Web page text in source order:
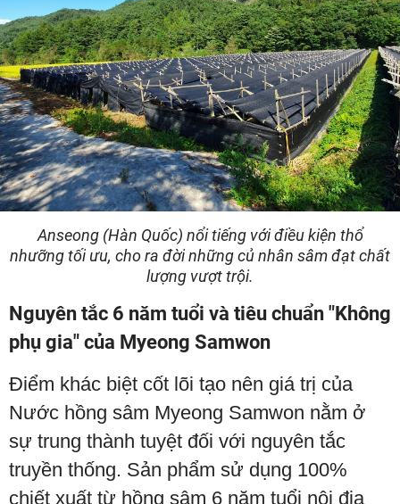
Anseong (Hàn Quốc) nổi tiếng với điều kiện thổ
nhưỡng tối ưu, cho ra đời những củ nhân sâm đạt chất
lượng vượt trội.
Nguyên tắc 6 năm tuổi và tiêu chuẩn "Không
phụ gia" của Myeong Samwon
Điểm khác biệt cốt lõi tạo nên giá trị của
Nước hồng sâm Myeong Samwon nằm ở
sự trung thành tuyệt đối với nguyên tắc
truyền thống. Sản phẩm sử dụng 100%
chiết xuất từ hồng sâm 6 năm tuổi nội địa